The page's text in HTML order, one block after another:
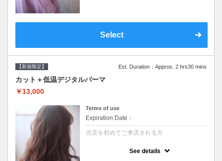
Select
【新規限定】 Est. Duration：Approx. 2 hrs30 mins
カット＋低温デジタルパーマ
￥13,000
Terms of use
Expiration Date：
当店を初めてご来店される方
See details